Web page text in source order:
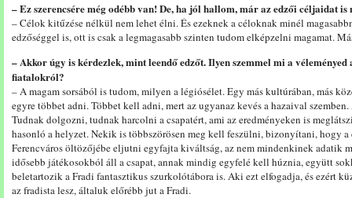
– Ez szerencsére még odébb van! De, ha jól hallom, már az edzői céljaidat
– Célok kitűzése nélkül nem lehet élni. És ezeknek a céloknak minél
edzőséggel is, ott is csak a legmagasabb szinten tudom elképzelni magamat.
– Akkor úgy is kérdezlek, mint leendő edzőt. Ilyen szemmel mi a
fiatalokról?
– A magam sorsából is tudom, milyen a légiósélet. Egy más kultúrában, más
egyre többet adni. Többet kell adni, mert az ugyanaz kevés a hazaival
Tudnak dolgozni, tudnak harcolni a csapatért, ami az eredményeken is
hasonló a helyzet. Nekik is többszörösen meg kell feszülni, bizonyítani, hogy a
Ferencváros öltözőjébe eljutni egyfajta kiváltság, az nem mindenkinek adatik
idősebb játékosokból áll a csapat, annak mindig egyfelé kell húznia, együtt
beletartozik a Fradi fantasztikus szurkolótábora is. Aki ezt elfogadja, és ezért
az fradista lesz, általuk előrébb jut a Fradi.